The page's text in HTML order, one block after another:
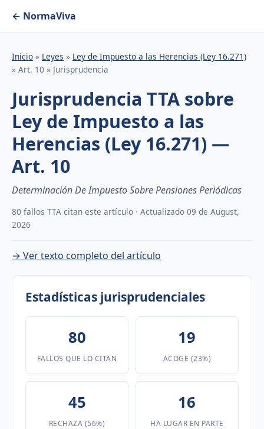
← NormaViva
Inicio » Leyes » Ley de Impuesto a las Herencias (Ley 16.271)
» Art. 10 » Jurisprudencia
Jurisprudencia TTA sobre
Ley de Impuesto a las
Herencias (Ley 16.271) —
Art. 10
Determinación De Impuesto Sobre Pensiones Periódicas
80 fallos TTA citan este artículo · Actualizado 09 de August,
2026
→ Ver texto completo del artículo
Estadísticas jurisprudenciales
80
FALLOS QUE LO CITAN
19
ACOGE (23%)
45
RECHAZA (56%)
16
HA LUGAR EN PARTE